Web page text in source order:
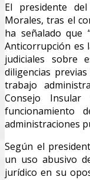
El presidente
Morales, tras el
ha señalado que
Anticorrupción es
judiciales sobre
diligencias
trabajo
Consejo
funcionamiento
administraciones
Según el
un uso abusivo
jurídico en su